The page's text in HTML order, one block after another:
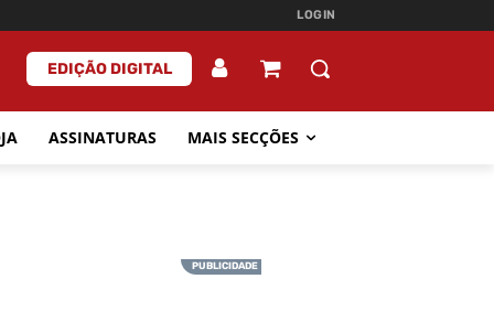
LOGIN
EDIÇÃO DIGITAL
ASSINATURAS MAIS SECÇÕES